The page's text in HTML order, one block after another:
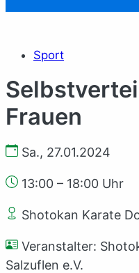
Sport
Frauen
Sa., 27.01.2024
13:00 – 18:00 Uhr
Shotokan Karate
Veranstalter:
Salzuflen e.V.